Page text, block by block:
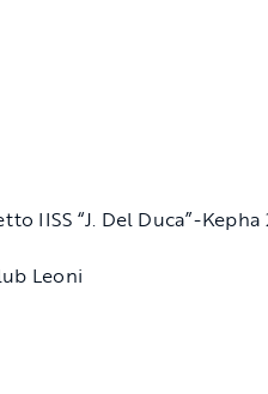
IISS “J. Del Duca”-Kepha
Leoni